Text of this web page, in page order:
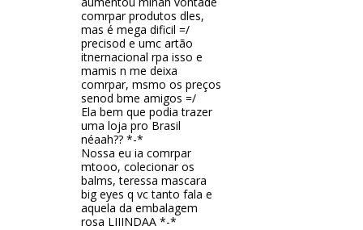
comrpar produtos dles,
mas é mega dificil =/
precisod e umc artão
itnernacional rpa isso e
mamis n me deixa
comrpar, msmo os preços
senod bme amigos =/
Ela bem que podia trazer
uma loja pro Brasil
néaah?? *-*
Nossa eu ia comrpar
mtooo, colecionar os
balms, teressa mascara
big eyes q vc tanto fala e
aquela da embalagem
rosa LIIINDAA *-*